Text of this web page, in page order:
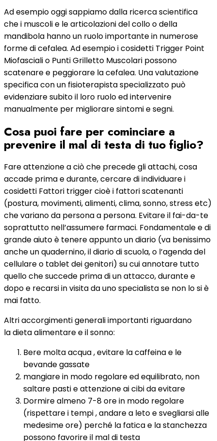
Ad esempio oggi sappiamo dalla ricerca scientifica
che i muscoli e le articolazioni del collo o della
mandibola hanno un ruolo importante in numerose
forme di cefalea. Ad esempio i cosidetti Trigger Point
Miofasciali o Punti Grilletto Muscolari possono
scatenare e peggiorare la cefalea. Una valutazione
specifica con un fisioterapista specializzato può
evidenziare subito il loro ruolo ed intervenire
manualmente per migliorare sintomi e segni.
Cosa puoi fare per cominciare a
prevenire il mal di testa di tuo figlio?
Fare attenzione a ciò che precede gli attachi, cosa
accade prima e durante, cercare di individuare i
cosidetti Fattori trigger cioè i fattori scatenanti
(postura, movimenti, alimenti, clima, sonno, stress etc)
che variano da persona a persona. Evitare il fai-da-te
soprattutto nell’assumere farmaci. Fondamentale e di
grande aiuto è tenere appunto un diario (va benissimo
anche un quadernino, il diario di scuola, o l’agenda del
cellulare o tablet dei genitori) su cui annotare tutto
quello che succede prima di un attacco, durante e
dopo e recarsi in visita da uno specialista se non lo si è
mai fatto.
Altri accorgimenti generali importanti riguardano
la dieta alimentare e il sonno:
Bere molta acqua , evitare la caffeina e le
bevande gassate
mangiare in modo regolare ed equilibrato, non
saltare pasti e attenzione ai cibi da evitare
Dormire almeno 7-8 ore in modo regolare
(rispettare i tempi , andare a leto e svegliarsi alle
medesime ore) perché la fatica e la stanchezza
possono favorire il mal di testa